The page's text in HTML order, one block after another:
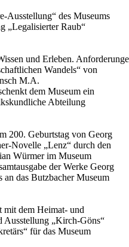
Ausstellung“ des Museums
„Legalisierter Raub“
und Erleben.
Wandels“ von
M.A.
dem Museum ein
Abteilung
200. Geburtstag von Georg
Novelle „Lenz“ durch den
Würmer im Museum
der Werke Georg
das Butzbacher Museum
dem Heimat- und
Ausstellung „Kirch-Göns“
für das Museum